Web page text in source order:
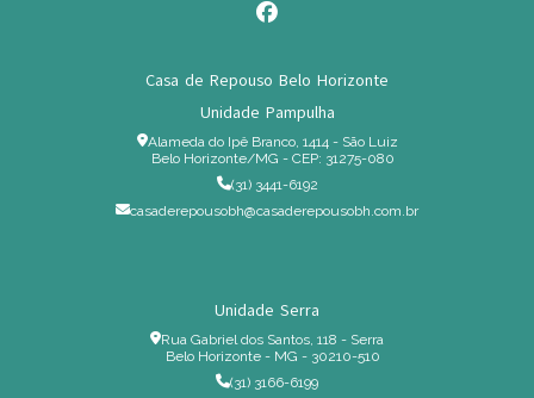
Casa de Repouso Belo Horizonte
Unidade Pampulha
Alameda do Ipê Branco, 1414 - São Luiz
Belo Horizonte/MG - CEP: 31275-080
(31) 3441-6192
casaderepousobh@casaderepousobh.com.br
Unidade Serra
Rua Gabriel dos Santos, 118 - Serra
Belo Horizonte - MG - 30210-510
(31) 3166-6199